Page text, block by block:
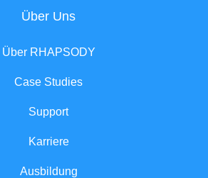
Über Uns
Über RHAPSODY
Case Studies
Support
Karriere
Ausbildung